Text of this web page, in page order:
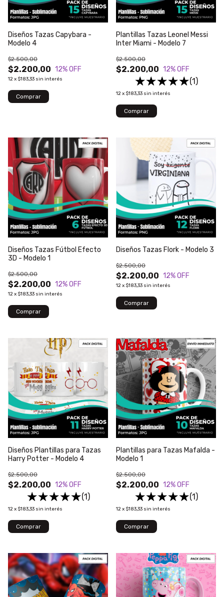
Diseños Tazas Capybara -
Modelo 4
$2.200,00
$2.500,00
12% OFF
12x $183,33 sin interés
Plantillas Tazas Leonel Messi
Inter Miami - Modelo 7
$2.200,00
$2.500,00
12% OFF
(1)
12x $183,33 sin interés
Diseños Tazas Fútbol Efecto
3D - Modelo 1
$2.200,00
$2.500,00
12% OFF
12x $183,33 sin interés
Diseños Tazas Flork - Modelo 3
$2.200,00
$2.500,00
12% OFF
12x $183,33 sin interés
Diseños Plantillas para Tazas
Harry Potter - Modelo 4
$2.200,00
$2.500,00
12% OFF
(1)
12x $183,33 sin interés
Plantillas para Tazas Mafalda -
Modelo 1
$2.200,00
$2.500,00
12% OFF
(1)
12x $183,33 sin interés